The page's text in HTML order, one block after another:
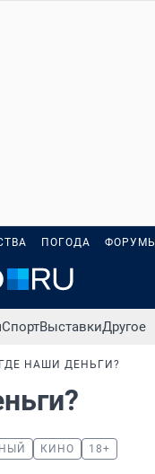
ПОГОДА ФОРУМЫ
СпортВыставкиДругое
ГДЕ НАШИ ДЕНЬГИ?
КИНО 18+